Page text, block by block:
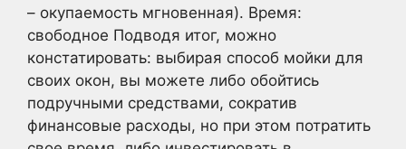
– окупаемость мгновенная). Время:
свободное Подводя итог, можно
констатировать: выбирая способ мойки для
своих окон, вы можете либо обойтись
подручными средствами, сократив
финансовые расходы, но при этом потратить